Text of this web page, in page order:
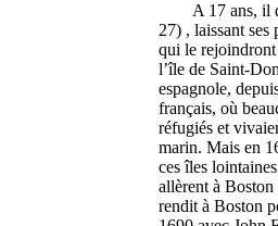
A 17 ans, il
27) , laissant ses
qui le
l’île de Saint-
espagnole,
français, où
réfugiés et
marin. Mais en
ces îles
allèrent à
rendit à Boston